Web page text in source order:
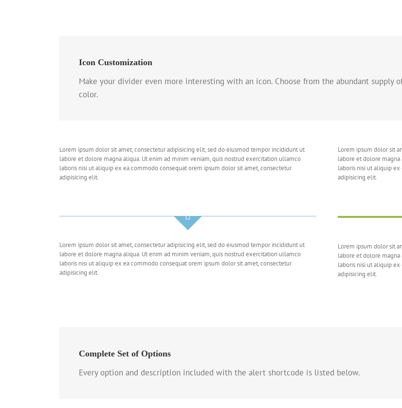
Icon Customization
Make your divider even more interesting with an icon. Choose from the abundant supply
color.
Lorem ipsum dolor sit amet, consectetur adipisicing elit, sed do eiusmod tempor incididunt ut
labore et dolore magna aliqua. Ut enim ad minim veniam, quis nostrud exercitation ullamco
laboris nisi ut aliquip ex ea commodo consequat orem ipsum dolor sit amet, consectetur
adipisicing elit.
Lorem ipsum dolor sit amet, consectetur adipisicing elit, sed do eiusmod tempor incididunt ut
labore et dolore magna aliqua. Ut enim ad minim veniam, quis nostrud exercitation ullamco
laboris nisi ut aliquip ex ea commodo consequat orem ipsum dolor sit amet, consectetur
adipisicing elit.
Lorem ipsum dolor sit
labore et dolore
laboris nisi ut aliquip
adipisicing elit.
Lorem ipsum dolor sit
labore et dolore
laboris nisi ut aliquip
adipisicing elit.
Complete Set of Options
Every option and description included with the alert shortcode is listed below.